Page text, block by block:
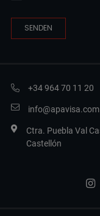
+34 964 70 11 20
info@apavisa.com
Ctra. Puebla Val
Castellón